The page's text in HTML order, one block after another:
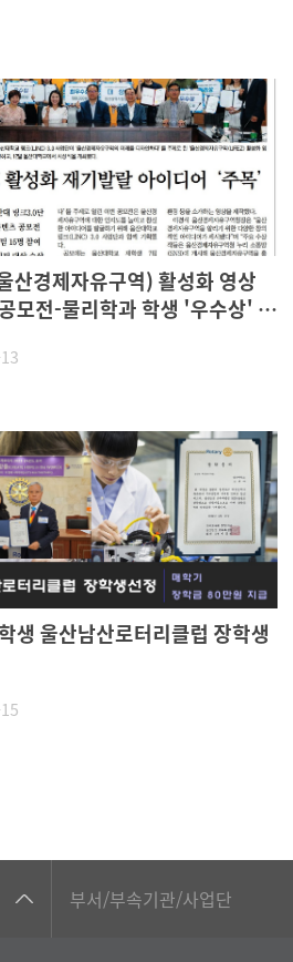
제자유구역) 활성화 영상
모전-물리학과 학생 '우수상' 수
생 울산남산로터리클럽 장학생
부서/부속기관/사업단